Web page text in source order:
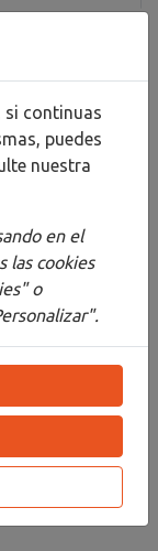
Blackwing
un
orificio
el
punta fuerte
con
agarre y
Tiene
de
blanco o
si continuas
puedes
nuestra
en el
las cookies
o